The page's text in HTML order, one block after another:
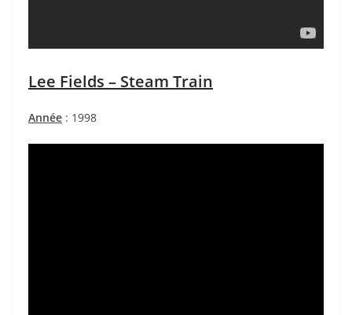
Lee Fields – Steam Train
Année : 1998